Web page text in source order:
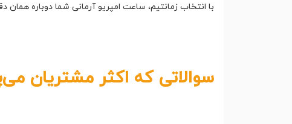
با انتخاب زمانتیم، ساعت امپریو آرمانی شما دوباره
سوالاتی که اکثر مشتریان